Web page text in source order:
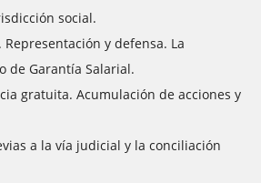
social.
y defensa. La
de Garantía Salarial.
gratuita. Acumulación de acciones y
a la vía judicial y la conciliación